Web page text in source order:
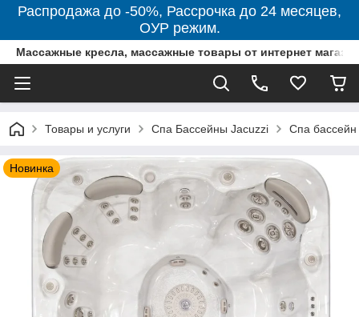
Распродажа до -50%, Рассрочка до 24 месяцев,
ОУР режим.
Массажные кресла, массажные товары от интернет
Товары и услуги Спа Бассейны Jacuzzi Спа
Новинка